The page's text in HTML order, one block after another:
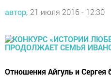
автор, 21 июля 2016 - 12:30
Отношения Айгуль и Сергея